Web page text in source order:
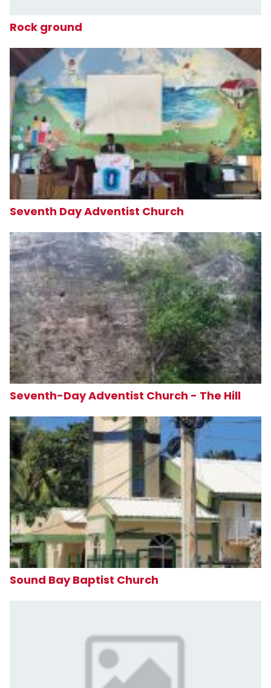
Rock ground
Seventh Day Adventist Church
Seventh-Day Adventist Church - The Hill
Sound Bay Baptist Church